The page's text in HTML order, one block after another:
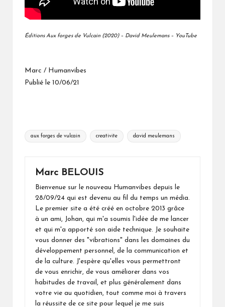
Éditions Aux forges de Vulcain (2020) – David Meulemans – YouTube
Marc / Humanvibes
Publié le 10/06/21
Tags:
aux forges de vulcain creativite david meulemans
Marc BELOUIS
Bienvenue sur le nouveau Humanvibes depuis le
28/09/24 qui est devenu au fil du temps un média.
Le premier site a été créé en octobre 2013 grâce
à un ami, Johan, qui m'a soumis l'idée de me lancer
et qui m'a apporté son aide technique. Je souhaite
vous donner des "vibrations" dans les domaines du
développement personnel, de la communication et
de la culture. J'espère qu'elles vous permettront
de vous enrichir, de vous améliorer dans vos
habitudes de travail, et plus généralement dans
votre vie au quotidien, tout comme moi à travers
la réussite de ce site pour lequel je me suis